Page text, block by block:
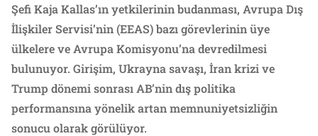
Şefi Kaja Kallas’ın yetkilerinin budanması, Avrupa Dış
İlişkiler Servisi’nin (EEAS) bazı görevlerinin üye
ülkelere ve Avrupa Komisyonu’na devredilmesi
bulunuyor. Girişim, Ukrayna savaşı, İran krizi ve
Trump dönemi sonrası AB’nin dış politika
performansına yönelik artan memnuniyetsizliğin
sonucu olarak görülüyor.